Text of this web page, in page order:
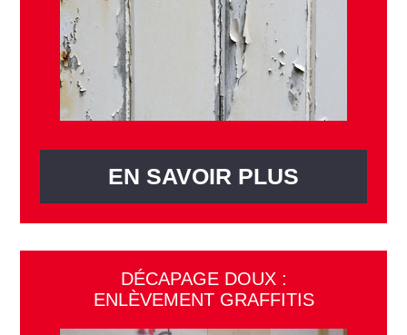
EN SAVOIR PLUS
DÉCAPAGE DOUX :
ENLÈVEMENT GRAFFITIS